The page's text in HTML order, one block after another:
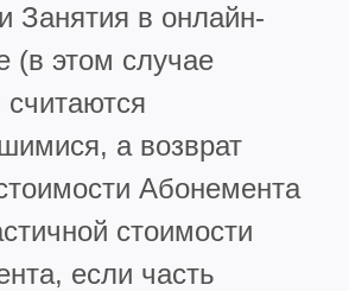
Занятия в онлайн-
(в этом случае
считаются
а возврат
Абонемента
стоимости
если часть